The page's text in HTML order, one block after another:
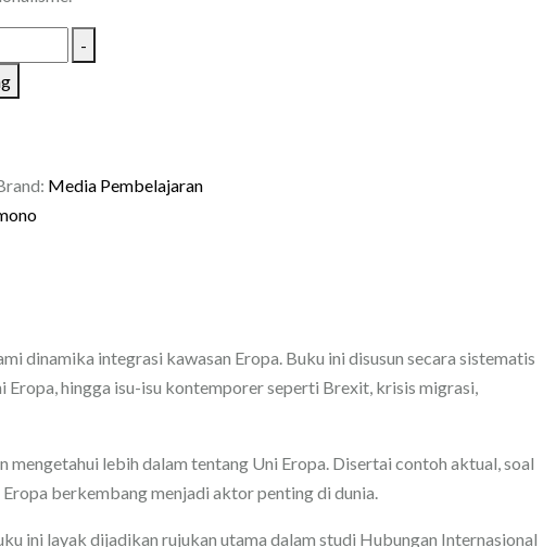
-
Media Pembelajaran
dinamika integrasi kawasan Eropa. Buku ini disusun secara sistematis
hingga isu-isu kontemporer seperti Brexit, krisis migrasi,
mengetahui lebih dalam tentang Uni Eropa. Disertai contoh aktual, soal
berkembang menjadi aktor penting di dunia.
ini layak dijadikan rujukan utama dalam studi Hubungan Internasional